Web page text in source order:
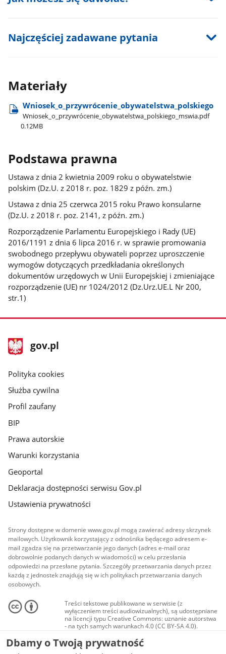
Najczęściej zadawane pytania
Materiały
Wniosek​_o​_przywrócenie​_obywatelstwa​_polskiego
Wniosek​_o​_przywrócenie​_obywatelstwa​_polskiego​_mswia.pdf
0.12MB
Podstawa prawna
Ustawa z dnia 2 kwietnia 2009 roku o obywatelstwie
polskim (Dz.U. z 2018 r. poz. 1829 z późn. zm.)
Ustawa z dnia 25 czerwca 2015 roku Prawo konsularne
(Dz.U. z 2018 r. poz. 2141, z późn. zm.)
Rozporządzenie Parlamentu Europejskiego i Rady (UE)
2016/1191 z dnia 6 lipca 2016 r. w sprawie promowania
swobodnego przepływu obywateli poprzez uproszczenie
wymogów dotyczących przedkładania określonych
dokumentów urzędowych w Unii Europejskiej i zmieniające
rozporządzenie (UE) nr 1024/2012 (Dz.Urz.UE.L Nr 200,
str.1)
stopka
gov.pl
Strona
gov.pl
gov.pl
Polityka cookies
Służba cywilna
Profil zaufany
BIP
Prawa autorskie
Warunki korzystania
Geoportal
Deklaracja dostępności serwisu Gov.pl
Ustawienia prywatności
Strony dostępne w domenie www.gov.pl mogą zawierać adresy skrzynek
mailowych. Użytkownik korzystający z odnośnika będącego adresem e-
mail zgadza się na przetwarzanie jego danych (adres e-mail oraz
dobrowolnie podanych danych w wiadomości) w celu przesłania
odpowiedzi na przesłane pytania. Szczegóły przetwarzania danych przez
każdą z jednostek znajdują się w ich politykach przetwarzania danych
osobowych.
Treści tekstowe publikowane w serwisie (z
wyłączeniem treści audiowizualnych), są udostępniane
na licencji typu Creative Commons: uznanie autorstwa
- na tych samych warunkach 4.0 (CC BY-SA 4.0).
Materiały audiowizualne, w tym zdjęcia, materiały
audio i wideo, są udostępniane na licencji typu
Creative Commons: uznanie autorstwa użycie
Dbamy o Twoją prywatność